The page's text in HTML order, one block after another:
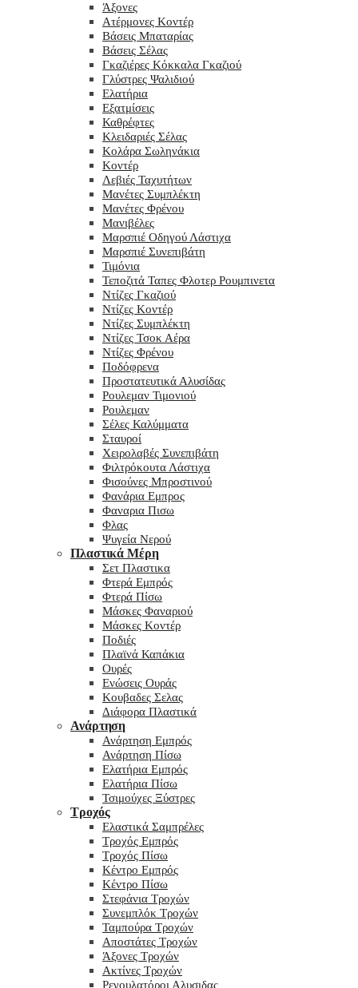
Άξονες
Ατέρμονες Κοντέρ
Βάσεις Μπαταρίας
Βάσεις Σέλας
Γκαζιέρες Κόκκαλα Γκαζιού
Γλύστρες Ψαλιδιού
Ελατήρια
Εξατμίσεις
Καθρέφτες
Κλειδαριές Σέλας
Κολάρα Σωληνάκια
Κοντέρ
Λεβιές Ταχυτήτων
Μανέτες Συμπλέκτη
Μανέτες Φρένου
Μανιβέλες
Μαρσπιέ Οδηγού Λάστιχα
Μαρσπιέ Συνεπιβάτη
Τιμόνια
Τεποζιτά Ταπες Φλοτερ Ρουμπινετα
Ντίζες Γκαζιού
Ντίζες Κοντέρ
Ντίζες Συμπλέκτη
Ντίζες Τσοκ Αέρα
Ντίζες Φρένου
Ποδόφρενα
Προστατευτικά Αλυσίδας
Ρουλεμαν Τιμονιού
Ρουλεμαν
Σέλες Καλύμματα
Σταυροί
Χειρολαβές Συνεπιβάτη
Φιλτρόκουτα Λάστιχα
Φισούνες Μπροστινού
Φανάρια Εμπρος
Φαναρια Πισω
Φλας
Ψυγεία Νερού
Πλαστικά Μέρη
Σετ Πλαστικα
Φτερά Εμπρός
Φτερά Πίσω
Μάσκες Φαναριού
Μάσκες Κοντέρ
Ποδιές
Πλαϊνά Καπάκια
Ουρές
Ενώσεις Ουράς
Κουβαδες Σελας
Διάφορα Πλαστικά
Ανάρτηση
Ανάρτηση Εμπρός
Ανάρτηση Πίσω
Ελατήρια Εμπρός
Ελατήρια Πίσω
Τσιμούχες Ξύστρες
Τροχός
Ελαστικά Σαμπρέλες
Τροχός Εμπρός
Τροχός Πίσω
Κέντρο Εμπρός
Κέντρο Πίσω
Στεφάνια Τροχών
Συνεμπλόκ Τροχών
Ταμπούρα Τροχών
Αποστάτες Τροχών
Άξονες Τροχών
Ακτίνες Τροχών
Ρεγουλατόροι Αλυσιδας